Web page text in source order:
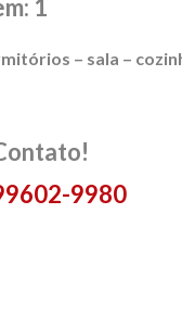
1
– sala –
9980